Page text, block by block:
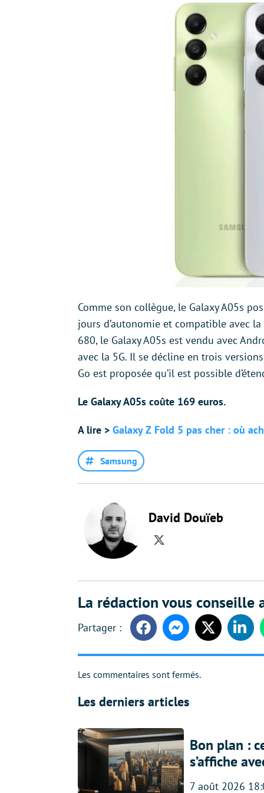
Comme son collègue, le Galaxy A05s
jours d’autonomie et compatible avec
680, le Galaxy A05s est vendu avec
avec la 5G. Il se décline en trois
Go est proposée qu’il est possible
Le Galaxy A05s coûte 169 euros.
A lire > Galaxy Z Fold 5 pas cher : où
Samsung
David Douïeb
Twitter
La rédaction vous conseille
FacebookMessengerTwitter
Les commentaires sont fermés.
Les derniers articles
Bon plan :
s’affiche
7 août 2026